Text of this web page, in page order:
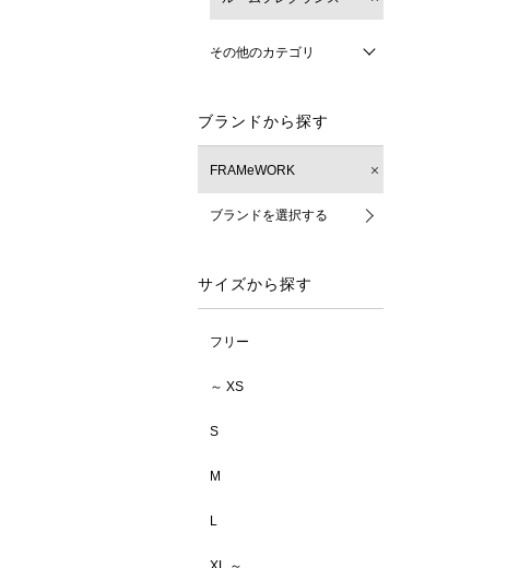
その他のカテゴリ
ブランドから探す
FRAMeWORK
ブランドを選択する
サイズから探す
フリー
～ XS
S
M
L